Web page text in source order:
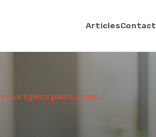
ArticlesContact
aux agents publics, rejoi...